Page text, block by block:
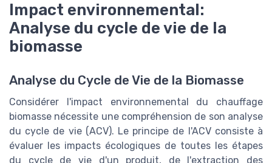
Impact environnemental:
Analyse du cycle de vie de la
biomasse
Analyse du Cycle de Vie de la Biomasse
Considérer l'impact environnemental du chauffage
biomasse nécessite une compréhension de son analyse
du cycle de vie (ACV). Le principe de l'ACV consiste à
évaluer les impacts écologiques de toutes les étapes
du cycle de vie d'un produit, de l'extraction des